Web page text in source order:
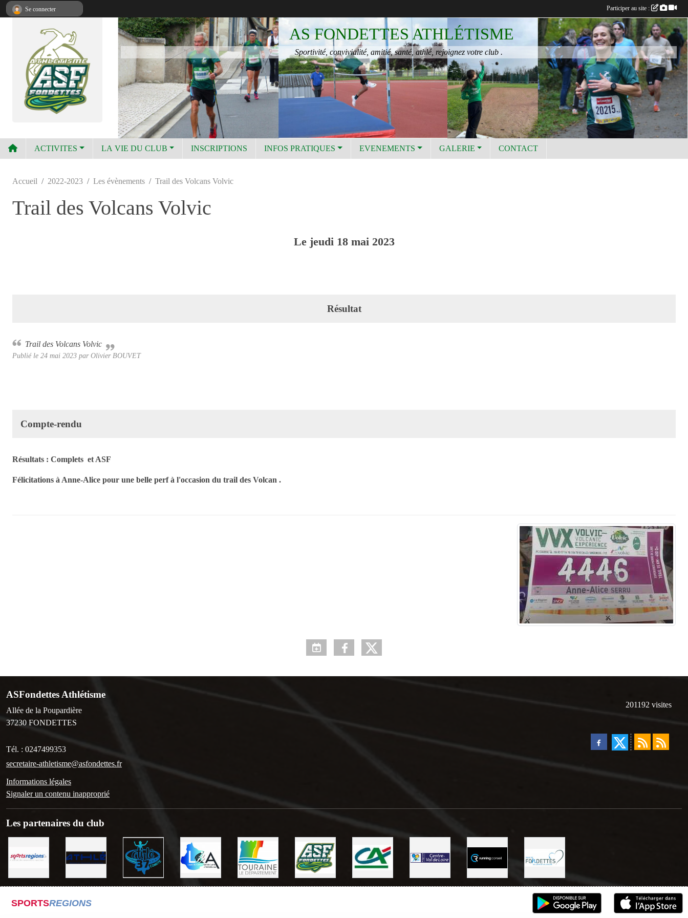
AS FONDETTES ATHLÉTISME
Sportivité, convivialité, amitié, santé, athlé, rejoignez votre club .
ACTIVITES LA VIE DU CLUB INSCRIPTIONS INFOS PRATIQUES EVENEMENTS GALERIE CONTACT
Accueil 2022-2023 Les évènements Trail des Volcans Volvic
Trail des Volcans Volvic
Le jeudi 18 mai 2023
Résultat
Trail des Volcans Volvic
Publié le 24 mai 2023 par Olivier BOUVET
Compte-rendu
Résultats : Complets et ASF
Félicitations à Anne-Alice pour une belle perf à l'occasion du trail des Volcan .
ASFondettes Athlétisme
Allée de la Poupardière
37230 FONDETTES
Tél. : 0247499353
secretaire-athletisme@asfondettes.fr
Informations légales
Signaler un contenu inapproprié
201192 visites
Les partenaires du club
SPORTSREGIONS
Se connecter Participer au site :
Panneau de gestion des cookies